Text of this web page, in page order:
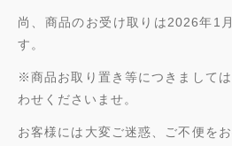
尚、商品のお受け取りは2026年1
す。
※商品お取り置き等につきまして
わせくださいませ。
お客様には大変ご迷惑、ご不便を
お知らせ
ブログ